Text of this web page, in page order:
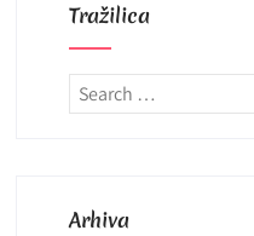
Tražilica
Arhiva